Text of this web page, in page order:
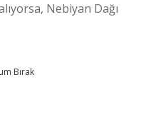
Nebiyan Dağı
Bırak